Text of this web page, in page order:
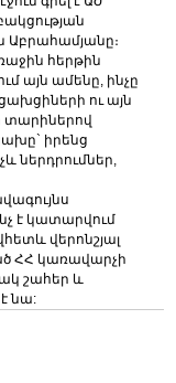
Աբրահամյանը։
հերթին
այն ամենը, ինչը
ու այն
տարիներով
իրենց
ներդրումներ,
է կատարվում
վերոնշյալ
ՀՀ կառավարչի
շահեր և
նա: